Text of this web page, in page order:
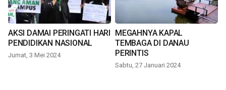
AKSI DAMAI PERINGATI HARI
PENDIDIKAN NASIONAL
Jumat, 3 Mei 2024
MEGAHNYA KAPAL
TEMBAGA DI DANAU
PERINTIS
Sabtu, 27 Januari 2024